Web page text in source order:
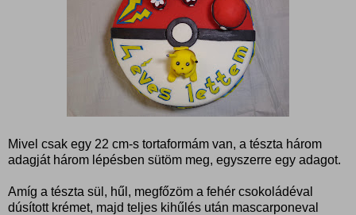
Mivel csak egy 22 cm-s tortaformám van, a tészta három
adagját három lépésben sütöm meg, egyszerre egy adagot.
Amíg a tészta sül, hűl, megfőzöm a fehér csokoládéval
dúsított krémet, majd teljes kihűlés után mascarponeval